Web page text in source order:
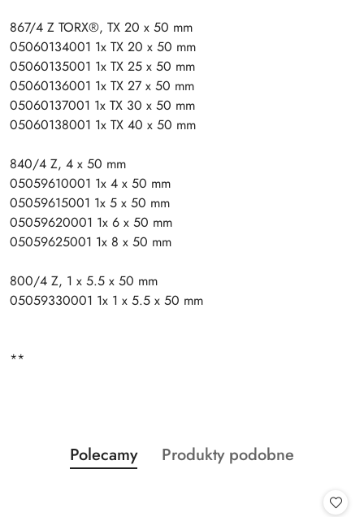
867/4 Z TORX®, TX 20 x 50 mm
05060134001 1x TX 20 x 50 mm
05060135001 1x TX 25 x 50 mm
05060136001 1x TX 27 x 50 mm
05060137001 1x TX 30 x 50 mm
05060138001 1x TX 40 x 50 mm
840/4 Z, 4 x 50 mm
05059610001 1x 4 x 50 mm
05059615001 1x 5 x 50 mm
05059620001 1x 6 x 50 mm
05059625001 1x 8 x 50 mm
800/4 Z, 1 x 5.5 x 50 mm
05059330001 1x 1 x 5.5 x 50 mm
**
Pomiń karuzelę produktów
Produkty
o
Polecamy
Produkty
Produkty podobne